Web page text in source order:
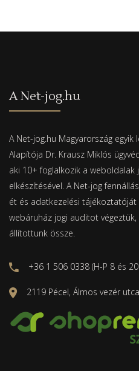
A Net-jog.hu
A Net-jog.hu Magyarország
Alapítója Dr. Krausz Miklós
aki 10+ foglalkozik a weboldalak
elkészítésével. A Net-jog
ét és adatkezelési
webáruház jogi auditot
állítottunk össze.
+36 1 506 0338 (H-P 8 és
2119 Pécel, Álmos vezér